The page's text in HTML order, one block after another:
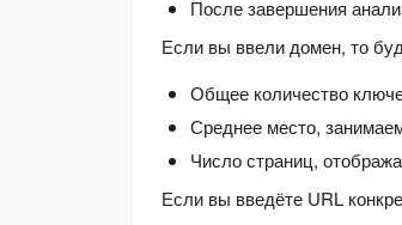
После завершения
Если вы ввели домен, то
Общее количество
Среднее место,
Число страниц,
Если вы введёте URL